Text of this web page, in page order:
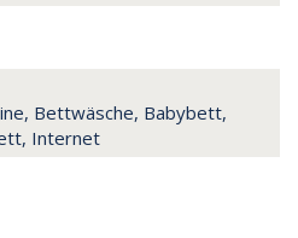
Bettwäsche, Babybett,
Internet